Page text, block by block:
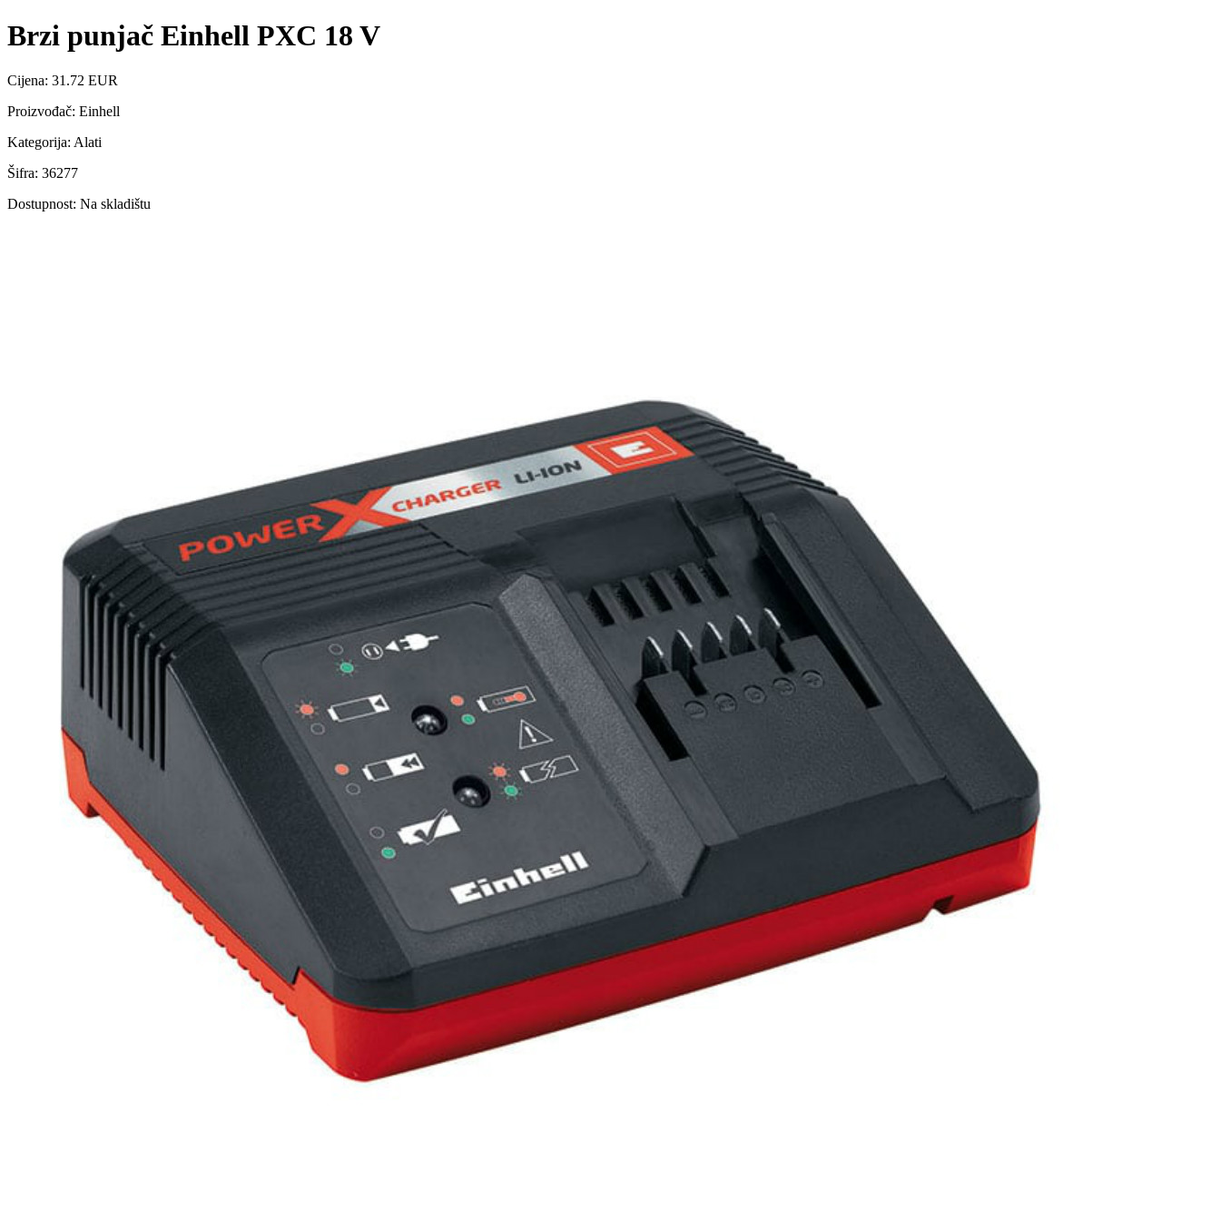
Brzi punjač Einhell PXC 18 V
Cijena: 31.72 EUR
Proizvođač: Einhell
Kategorija: Alati
Šifra: 36277
Dostupnost: Na skladištu